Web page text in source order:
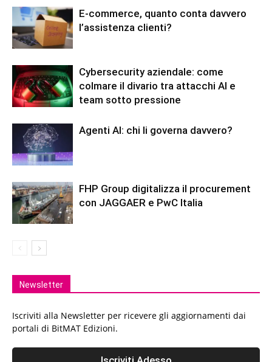
E-commerce, quanto conta davvero
l’assistenza clienti?
Cybersecurity aziendale: come
colmare il divario tra attacchi AI e
team sotto pressione
Agenti AI: chi li governa davvero?
FHP Group digitalizza il procurement
con JAGGAER e PwC Italia
Newsletter
Iscriviti alla Newsletter per ricevere gli aggiornamenti dai
portali di BitMAT Edizioni.